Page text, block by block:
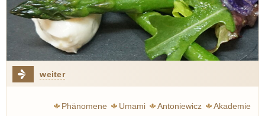
weiter
Phänomene Umami Antoniewicz Akademie